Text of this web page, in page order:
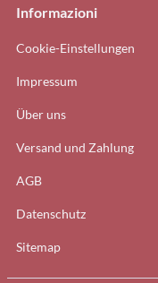
Informazioni
Cookie-Einstellungen
Impressum
Über uns
Versand und Zahlung
AGB
Datenschutz
Sitemap